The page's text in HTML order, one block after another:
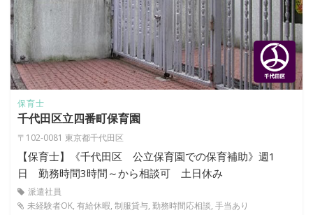
保育士
千代田区立四番町保育園
〒102-0081 東京都千代田区
【保育士】《千代田区 公立保育園での保育補助》週1
日 勤務時間3時間～から相談可 土日休み
派遣社員
未経験者OK, 有給休暇, 制服貸与, 勤務時間応相談, 手当あり